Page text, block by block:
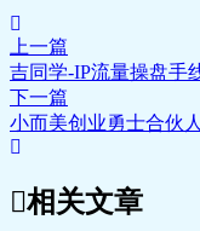
🎥 18_8怎
🎥 20_10
🎥 22_2
高_ev.mp4
上一篇
吉同学-IP流量操盘手
下一篇
小而美创业勇士合伙
相关文章